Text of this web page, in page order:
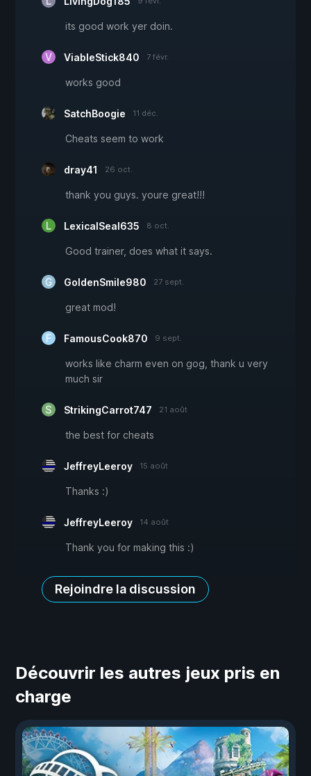
its good work yer doin.
ViableStick840 7 févr.
works good
SatchBoogie 11 déc.
Cheats seem to work
dray41 26 oct.
thank you guys. youre great!!!
LexicalSeal635 8 oct.
Good trainer, does what it says.
GoldenSmile980 27 sept.
great mod!
FamousCook870 9 sept.
works like charm even on gog, thank u very
much sir
StrikingCarrot747 21 août
the best for cheats
JeffreyLeeroy 15 août
Thanks :)
JeffreyLeeroy 14 août
Thank you for making this :)
Rejoindre la discussion
Découvrir les autres jeux pris en
charge